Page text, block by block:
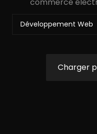
Développement Web
Charger